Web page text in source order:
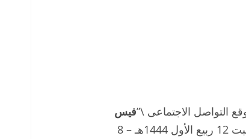
التواصل الاجتماعى \”فيس
\”، إن المولد النبوي الشريف سيوافق هذا العام السبت 12 ربيع الأول 1444هـ – 8